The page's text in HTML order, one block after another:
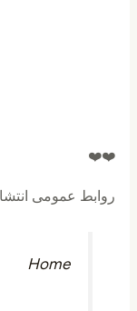
❤️❤️
روابط عمومی
Home